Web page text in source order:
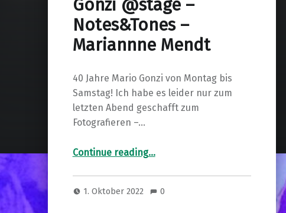
Gonzi @stage –
Notes&Tones –
Mariannne Mendt
40 Jahre Mario Gonzi von Montag bis
Samstag! Ich habe es leider nur zum
letzten Abend geschafft zum
Fotografieren –…
Continue reading“40 Years of Mario Gonzi @stage – Notes&Tones – Mariannne Mendt”
…
1. Oktober 2022 0